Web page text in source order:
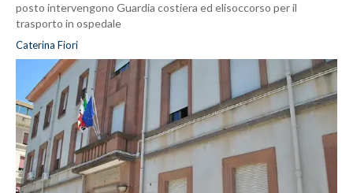
posto intervengono Guardia costiera ed elisoccorso per il
trasporto in ospedale
Caterina Fiori